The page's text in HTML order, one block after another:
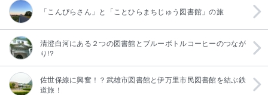
「こんぴらさん」と「ことひらまちじゅう図書館」の旅
清澄白河にある２つの図書館とブルーボトルコーヒーのつなが
り!?
佐世保線に興奮！？武雄市図書館と伊万里市民図書館を結ぶ鉄
道旅！